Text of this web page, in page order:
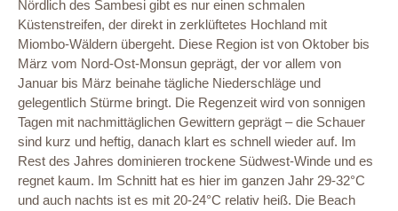
Nördlich des Sambesi gibt es nur einen schmalen
Küstenstreifen, der direkt in zerklüftetes Hochland mit
Miombo-Wäldern übergeht. Diese Region ist von Oktober bis
März vom Nord-Ost-Monsun geprägt, der vor allem von
Januar bis März beinahe tägliche Niederschläge und
gelegentlich Stürme bringt. Die Regenzeit wird von sonnigen
Tagen mit nachmittäglichen Gewittern geprägt – die Schauer
sind kurz und heftig, danach klart es schnell wieder auf. Im
Rest des Jahres dominieren trockene Südwest-Winde und es
regnet kaum. Im Schnitt hat es hier im ganzen Jahr 29-32°C
und auch nachts ist es mit 20-24°C relativ heiß. Die Beach